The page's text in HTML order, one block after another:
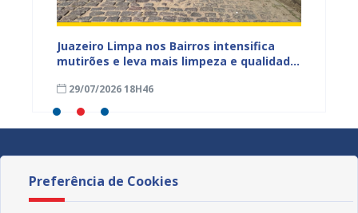
Juazeiro Limpa nos Bairros intensifica
mutirões e leva mais limpeza e qualidade
29/07/2026 18H46
Preferência de Cookies